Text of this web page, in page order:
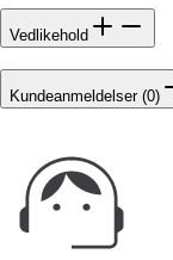
Vedlikehold
Kundeanmeldelser (0)